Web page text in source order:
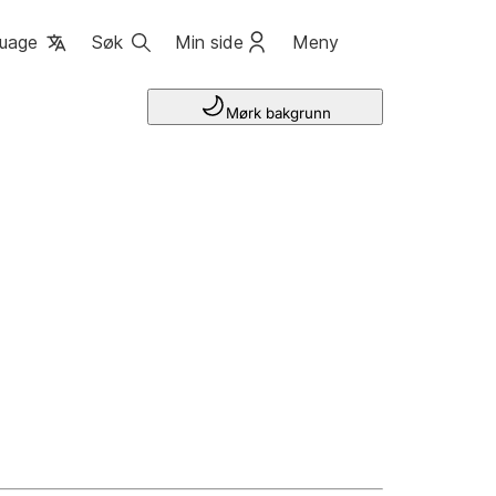
Søk Min side Meny
Mørk bakgrunn